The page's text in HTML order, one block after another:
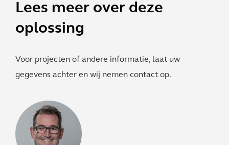
Lees meer over deze
oplossing
Voor projecten of andere informatie, laat uw
gegevens achter en wij nemen contact op.